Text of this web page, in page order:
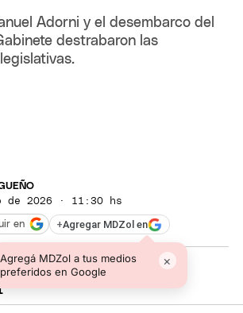
Adorni y el desembarco del
destrabaron las
de 2026 · 11:30 hs
+Agregar MDZol en
Agregá MDZol a tus medios
preferidos en Google
×
en
y Santilli en el Senado